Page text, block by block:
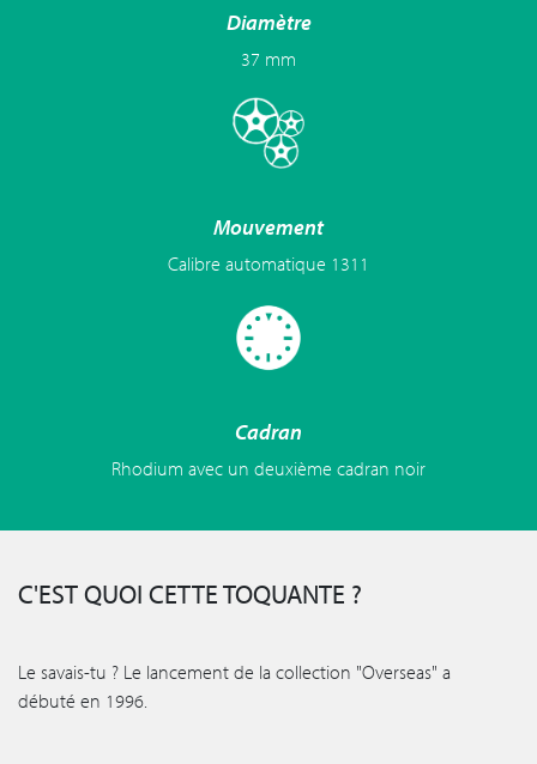
Diamètre
37 mm
Mouvement
Calibre automatique 1311
Cadran
Rhodium avec un deuxième cadran noir
C'EST QUOI CETTE TOQUANTE ?
Le savais-tu ? Le lancement de la collection "Overseas" a
débuté en 1996.